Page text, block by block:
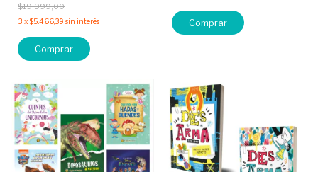
$19.999,00
3 x$5.466,39 sin interés
Comprar
Comprar